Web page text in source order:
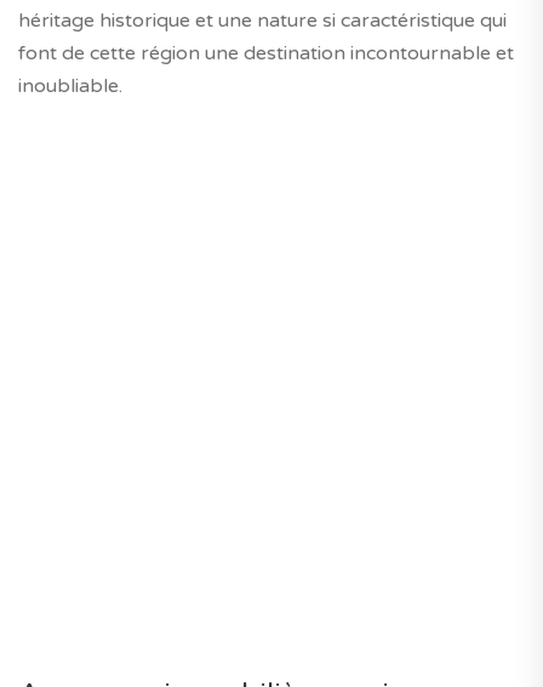
héritage historique et une nature si caractéristique qui
font de cette région une destination incontournable et
inoubliable.